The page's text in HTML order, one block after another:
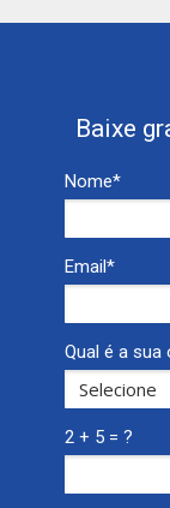
Baixe
Nome*
Email*
Qual é a
2 + 5 = ?